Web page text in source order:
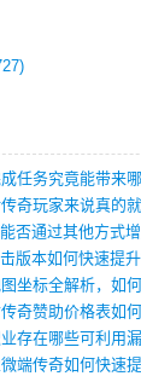
务究竟能带来哪些超值优
玩家来说真的就够用了
否通过其他方式增加
版本如何快速提升
解析，如何快速定位BOSS位
奇赞助价格表如何查
些可利用漏洞？如何快速提升战
如何快速提升战力？新手必